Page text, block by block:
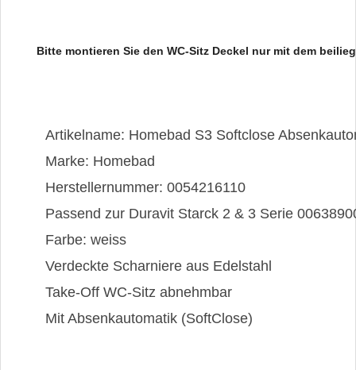
Bitte montieren Sie den WC-Sitz Deckel nur mit dem
Artikelname: Homebad S3 Softclose
Marke: Homebad
Herstellernummer: 0054216110
Passend zur Duravit Starck 2 & 3 Serie
Farbe: weiss
Verdeckte Scharniere aus Edelstahl
Take-Off WC-Sitz abnehmbar
Mit Absenkautomatik (SoftClose)